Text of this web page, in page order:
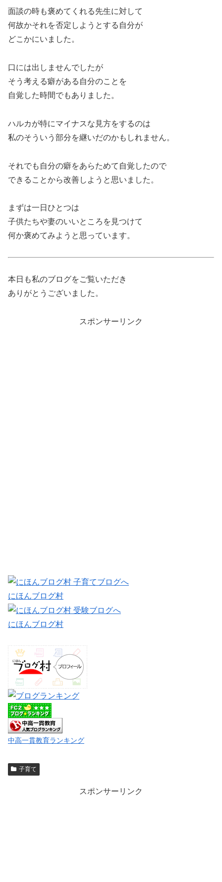
面談の時も褒めてくれる先生に対して
何故かそれを否定しようとする自分が
どこかにいました。
口には出しませんでしたが
そう考える癖がある自分のことを
自覚した時間でもありました。
ハルカが特にマイナスな見方をするのは
私のそういう部分を継いだのかもしれません。
それでも自分の癖をあらためて自覚したので
できることから改善しようと思いました。
まずは一日ひとつは
子供たちや妻のいいところを見つけて
何か褒めてみようと思っています。
本日も私のブログをご覧いただき
ありがとうございました。
スポンサーリンク
にほんブログ村
にほんブログ村
中高一貫教育ランキング
子育て
スポンサーリンク